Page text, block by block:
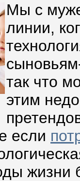
Мы с
линии,
так что
этим
если
жизни